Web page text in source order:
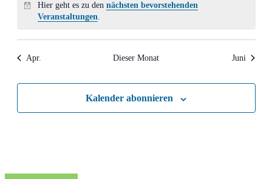
Hinweis
Hier geht es zu dennächsten bevorstehenden
Veranstaltungen.
Apr. Dieser Monat Juni
Kalender abonnieren